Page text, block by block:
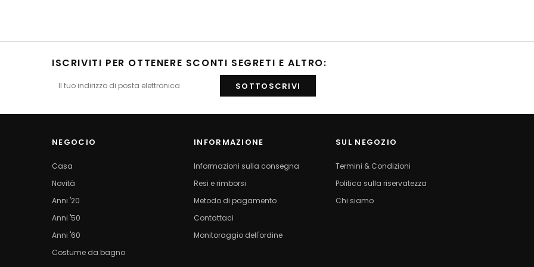
ISCRIVITI PER OTTENERE SCONTI SEGRETI E ALTRO:
NEGOCIO
Casa
Novità
Anni '20
Anni '50
Anni '60
Costume da bagno
INFORMAZIONE
Informazioni sulla consegna
Resi e rimborsi
Metodo di pagamento
Contattaci
Monitoraggio dell'ordine
SUL NEGOZIO
Termini & Condizioni
Politica sulla riservatezza
Chi siamo